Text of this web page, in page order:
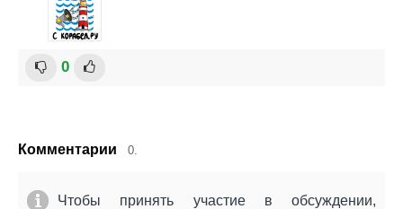
0
Комментарии 0.
Чтобы принять участие в обсуждении,